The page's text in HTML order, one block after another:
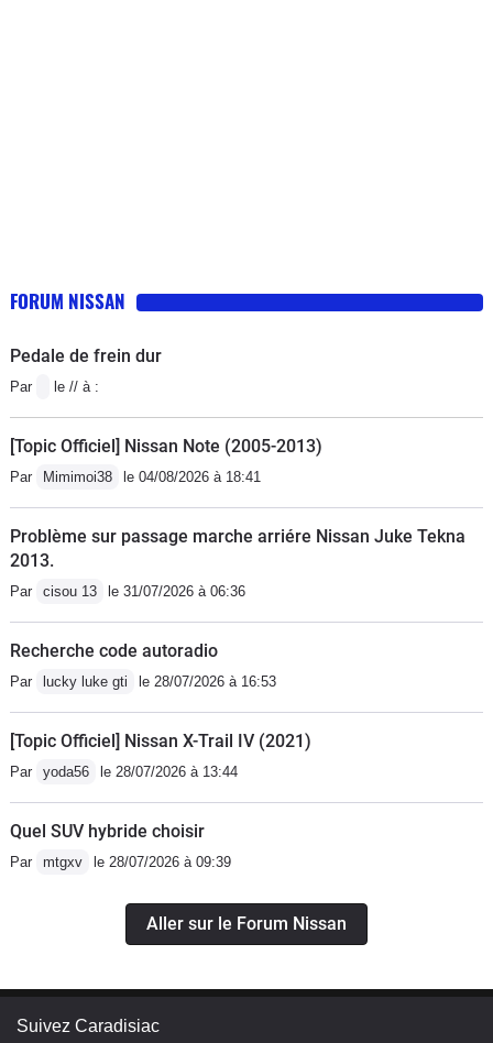
FORUM NISSAN
Pedale de frein dur
Par le // à :
[Topic Officiel] Nissan Note (2005-2013)
Par Mimimoi38 le 04/08/2026 à 18:41
Problème sur passage marche arriére Nissan Juke Tekna
2013.
Par cisou 13 le 31/07/2026 à 06:36
Recherche code autoradio
Par lucky luke gti le 28/07/2026 à 16:53
[Topic Officiel] Nissan X-Trail IV (2021)
Par yoda56 le 28/07/2026 à 13:44
Quel SUV hybride choisir
Par mtgxv le 28/07/2026 à 09:39
Aller sur le Forum Nissan
Suivez Caradisiac